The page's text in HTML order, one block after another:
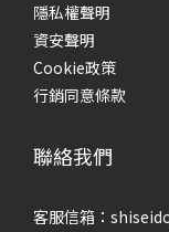
隱私權聲明
資安聲明
Cookie政策
行銷同意條款
聯絡我們
客服信箱：